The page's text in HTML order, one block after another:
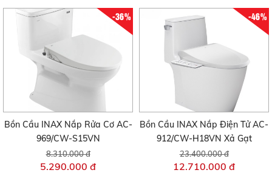
-36%
Bồn Cầu INAX Nắp Rửa Cơ AC-
969/CW-S15VN
8.310.000 đ
5.290.000 đ
-46%
Bồn Cầu INAX Nắp Điện Tử AC-
912/CW-H18VN Xả Gạt
23.400.000 đ
12.710.000 đ